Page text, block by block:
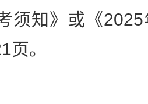
须知》或《
页。